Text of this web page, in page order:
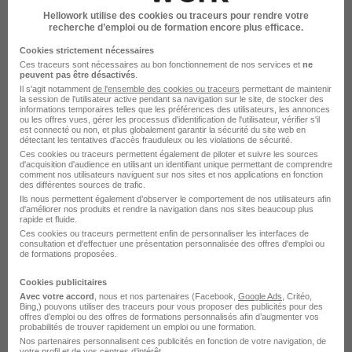
Technicien d'Exploitation Electricité -
Site Fixe Toulouse 31 H/F
Dalkia
Toulouse - 31 CDI
Voir l’offre
il y a 8 jours
Câbleur - Cableuse H/F
HENSOLDT EN FRANCE
Hellowork utilise des cookies ou traceurs pour rendre votre
recherche d’emploi ou de formation encore plus efficace.
Cookies strictement nécessaires
Ces traceurs sont nécessaires au bon fonctionnement de nos services et ne
peuvent pas être désactivés
Il s'agit notamment de l'ensemble des cookies ou traceurs permettant de maintenir
la session de l'utilisateur active pendant sa navigation sur le site, de stocker des
informations temporaires telles que les préférences des utilisateurs, les annonces
ou les offres vues, gérer les processus d'identification de l'utilisateur, vérifier s'il
est connecté ou non, et plus globalement garantir la sécurité du site web en
détectant les tentatives d'accès frauduleux ou les violations de sécurité.
Ces cookies ou traceurs permettent également de piloter et suivre les sources
d'acquisition d'audience en utilisant un identifiant unique permettant de comprendre
comment nos utilisateurs naviguent sur nos sites et nos applications en fonction
des différentes sources de trafic.
Ils nous permettent également d’observer le comportement de nos utilisateurs afin
d'améliorer nos produits et rendre la navigation dans nos sites beaucoup plus
rapide et fluide.
Ces cookies ou traceurs permettent enfin de personnaliser les interfaces de
consultation et d'effectuer une présentation personnalisée des offres d'emploi ou
de formations proposées.
Cookies publicitaires
Avec votre accord , nous et nos partenaires (Facebook, Google Ads , Critéo,
Bing,) pouvons utiliser des traceurs pour vous proposer des publicités pour des
offres d’emploi ou des offres de formations personnalisés afin d’augmenter vos
probabilités de trouver rapidement un emploi ou une formation.
Nos partenaires personnalisent ces publicités en fonction de votre navigation, de